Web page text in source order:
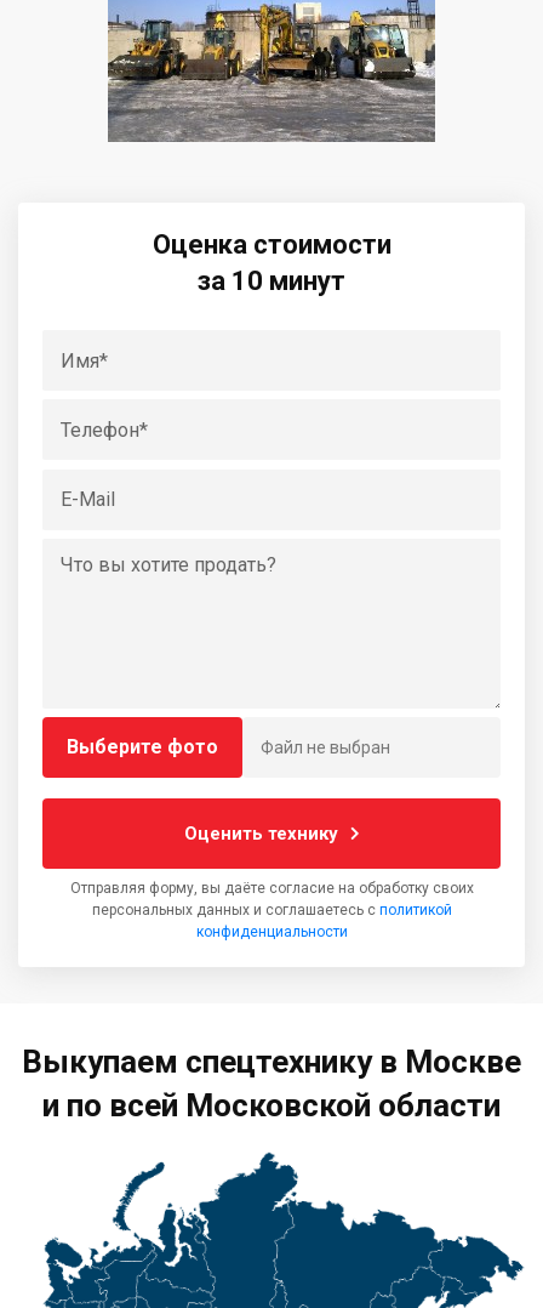
Оценка стоимости
за 10 минут
Выберите фото Файл не выбран
Оценить технику
Отправляя форму, вы даёте согласие на обработку своих
персональных данных и соглашаетесь с политикой
конфиденциальности
Выкупаем спецтехнику в Москве
и по всей Московской области